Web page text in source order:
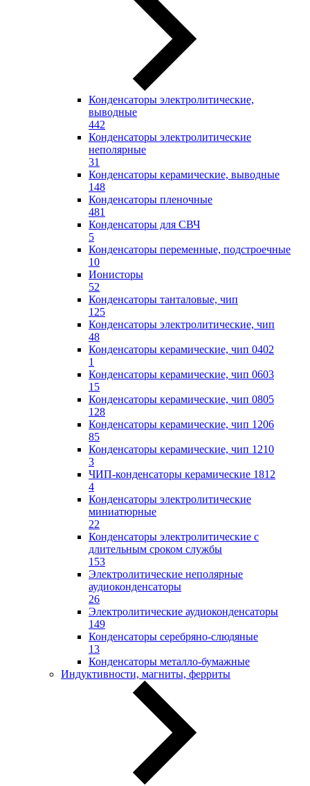
Конденсаторы электролитические,
выводные
442
Конденсаторы электролитические
неполярные
31
Конденсаторы керамические, выводные
148
Конденсаторы пленочные
481
Конденсаторы для СВЧ
5
Конденсаторы переменные, подстроечные
10
Ионисторы
52
Конденсаторы танталовые, чип
125
Конденсаторы электролитические, чип
48
Конденсаторы керамические, чип 0402
1
Конденсаторы керамические, чип 0603
15
Конденсаторы керамические, чип 0805
128
Конденсаторы керамические, чип 1206
85
Конденсаторы керамические, чип 1210
3
ЧИП-конденсаторы керамические 1812
4
Конденсаторы электролитические
миниатюрные
22
Конденсаторы электролитические с
длительным сроком службы
153
Электролитические неполярные
аудиоконденсаторы
26
Электролитические аудиоконденсаторы
149
Конденсаторы серебряно-слюдяные
13
Конденсаторы металло-бумажные
Индуктивности, магниты, ферриты